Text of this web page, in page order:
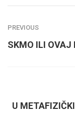
PREVIOUS
SKMO ILI OVAJ
U